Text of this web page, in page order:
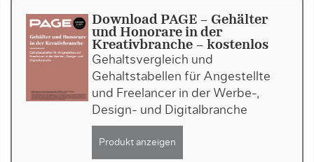
Download PAGE - Gehälter
und Honorare in der
Kreativbranche - kostenlos
Gehaltsvergleich und
Gehaltstabellen für Angestellte
und Freelancer in der Werbe-,
Design- und Digitalbranche
Produkt anzeigen